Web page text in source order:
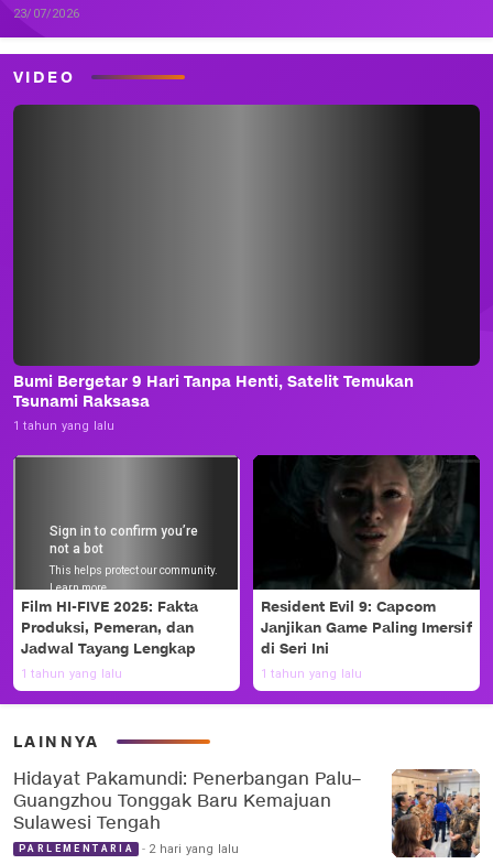
23/07/2026
VIDEO
Bumi Bergetar 9 Hari Tanpa Henti, Satelit Temukan
Tsunami Raksasa
1 tahun yang lalu
Film HI-FIVE 2025: Fakta
Produksi, Pemeran, dan
Jadwal Tayang Lengkap
1 tahun yang lalu
Resident Evil 9: Capcom
Janjikan Game Paling Imersif
di Seri Ini
1 tahun yang lalu
LAINNYA
Hidayat Pakamundi: Penerbangan Palu–
Guangzhou Tonggak Baru Kemajuan
Sulawesi Tengah
PARLEMENTARIA 2 hari yang lalu